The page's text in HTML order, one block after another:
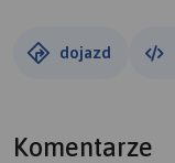
dojazd
Komentarze